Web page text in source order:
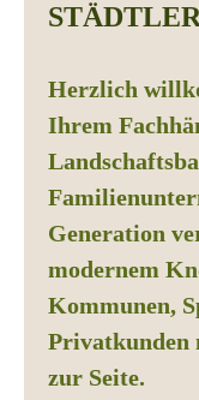
Herzlich
Ihrem
Generation
modernem
Kommunen,
Privatkunden
zur Seite.